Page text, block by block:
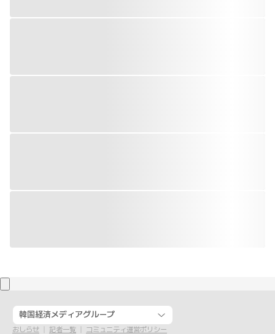
韓国経済メディアグループ
おしらせ 記者一覧 コミュニティ運営ポリシー